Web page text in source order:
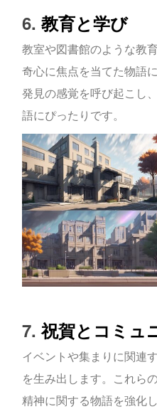
6.教育と学び
教室や図書館のような教
奇心に焦点を当てた物語
発見の感覚を呼び起こし
語にぴったりです。
7.祝賀とコミュ
イベントや集まりに関連
を生み出します。これら
精神に関する物語を強化